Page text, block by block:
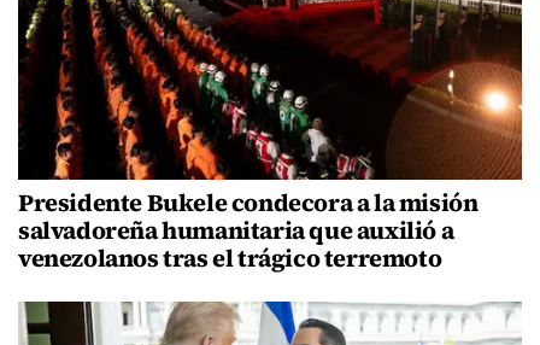
Presidente Bukele condecora a la misión
salvadoreña humanitaria que auxilió a
venezolanos tras el trágico terremoto